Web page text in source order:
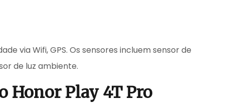
via Wifi, GPS. Os sensores incluem sensor de
de luz ambiente.
Honor Play 4T Pro